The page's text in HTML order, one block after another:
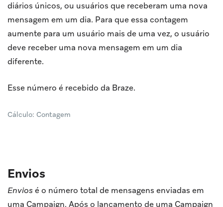
diários únicos, ou usuários que receberam uma nova
mensagem em um dia. Para que essa contagem
aumente para um usuário mais de uma vez, o usuário
deve receber uma nova mensagem em um dia
diferente.
Esse número é recebido da Braze.
Cálculo: Contagem
Envios
Enviosé o número total de mensagens enviadas em
uma Campaign. Após o lançamento de uma Campaign